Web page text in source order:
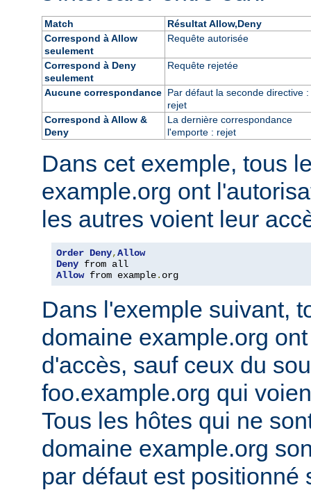
Match
Résultat Allow,Deny
Correspond à Allow
seulement
Requête autorisée
Correspond à Deny
seulement
Requête rejetée
Aucune correspondance Par défaut la seconde directive :
rejet
Correspond à Allow &
Deny
La dernière correspondance
l'emporte : rejet
Dans cet exemple, tous
example.org ont
les autres voient leur
Order Deny,Allow
Deny
Allow from example. org
Dans l'exemple suivant,
domaine example.org
d'accès, sauf ceux du
foo.example.org qui
Tous les hôtes qui ne
domaine example.org
par défaut est positionné